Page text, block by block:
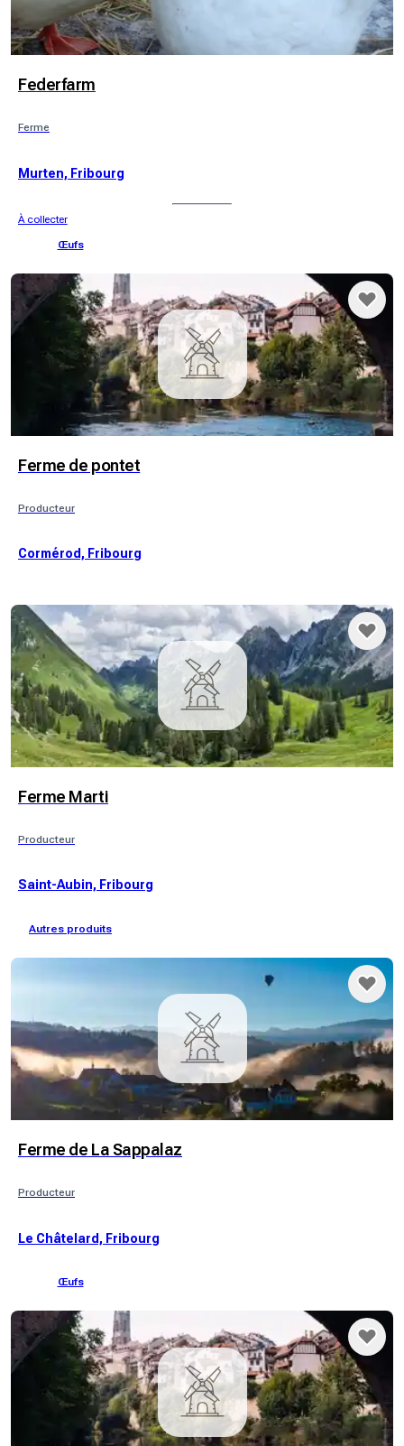
Federfarm
Ferme
Murten, Fribourg
À collecter
Œufs
Ferme de pontet
Producteur
Cormérod, Fribourg
Ferme Marti
Producteur
Saint-Aubin, Fribourg
Autres produits
Ferme de La Sappalaz
Producteur
Le Châtelard, Fribourg
Œufs